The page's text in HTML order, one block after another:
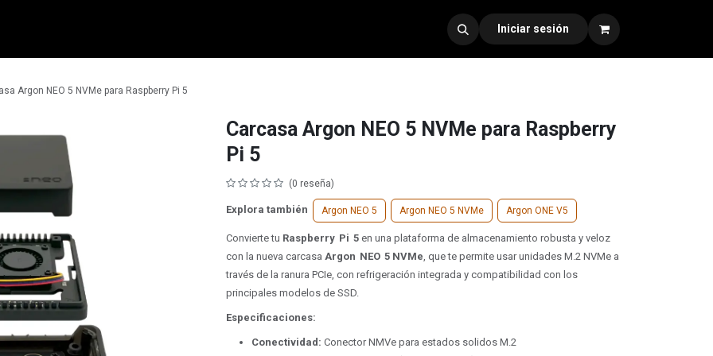
Iniciar sesión
Argon NEO 5 NVMe para Raspberry Pi 5
Carcasa Argon NEO 5 NVMe para Raspberry
Pi 5
(0 reseña)
Explora también Argon NEO 5 Argon NEO 5 NVMe Argon ONE V5
Convierte tu Raspberry Pi 5 en una plataforma de almacenamiento robusta y veloz
con la nueva carcasa Argon NEO 5 NVMe, que te permite usar unidades M.2 NVMe a
través de la ranura PCIe, con refrigeración integrada y compatibilidad con los
principales modelos de SSD.
Especificaciones:
Conectividad: Conector NMVe para estados solidos M.2